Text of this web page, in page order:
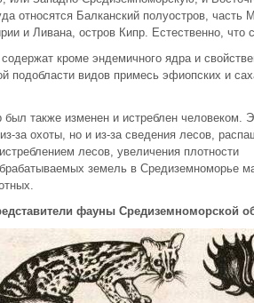
относятся Балканский полуостров, часть
и Ливана, остров Кипр. Естественно, что
кроме эндемичного ядра и
подобласти видов примесь эфиопских и
также изменен и истреблен человеком.
за охоты, но и из-за сведения лесов,
лесов, увеличения плотности
земель в Средиземноморье
фауны Средиземноморской